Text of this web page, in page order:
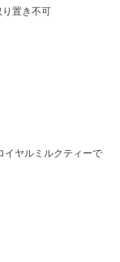
り置き不可
イヤルミルクティーで